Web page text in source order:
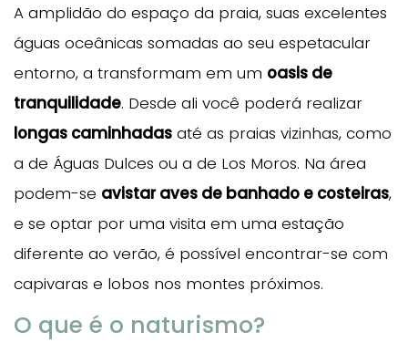
A amplidão do espaço da praia, suas excelentes
águas oceânicas somadas ao seu espetacular
entorno, a transformam em um oasis de
tranquilidade. Desde ali você poderá realizar
longas caminhadas até as praias vizinhas, como
a de Águas Dulces ou a de Los Moros. Na área
podem-se avistar aves de banhado e costeiras,
e se optar por uma visita em uma estação
diferente ao verão, é possível encontrar-se com
capivaras e lobos nos montes próximos.
O que é o naturismo?